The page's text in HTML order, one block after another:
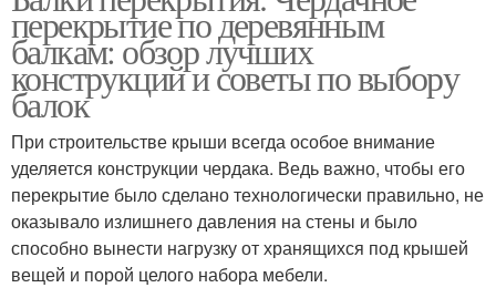
перекрытие по деревянным
балкам: обзор лучших
конструкций и советы по выбору
балок
При строительстве крыши всегда особое внимание
уделяется конструкции чердака. Ведь важно, чтобы его
перекрытие было сделано технологически правильно, не
оказывало излишнего давления на стены и было
способно вынести нагрузку от хранящихся под крышей
вещей и порой целого набора мебели.